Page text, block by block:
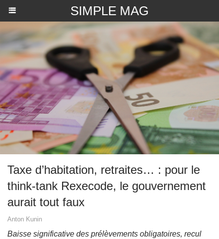
SIMPLE MAG
Taxe d’habitation, retraites… : pour le
think-tank Rexecode, le gouvernement
aurait tout faux
Anton Kunin
Baisse significative des prélèvements obligatoires, recul